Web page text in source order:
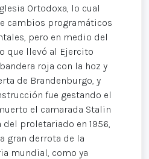
Ortodoxa, lo cual
cambios programáticos
pero en medio del
que llevó al Ejercito
roja con la hoz y
de Brandenburgo, y
fue gestando el
el camarada Stalin
proletariado en 1956,
gran derrota de la
mundial, como ya